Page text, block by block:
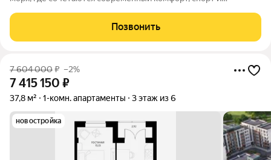
учитывают все потребности современных
Позвонить
7 604 000₽ –2%
7 415 150 ₽
37,8 м² 1-комн. апартаменты 3 этаж из 6
новостройка